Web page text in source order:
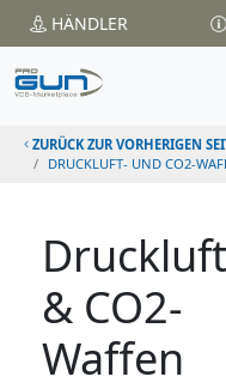
HÄNDLER
ZURÜCK ZUR VORHERIGEN
DRUCKLUFT- UND CO2-
& CO2-
Waffen